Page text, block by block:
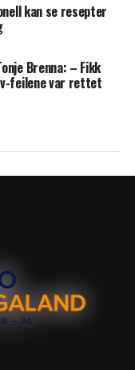
kan se resepter
Brenna: – Fikk
feilene var rettet